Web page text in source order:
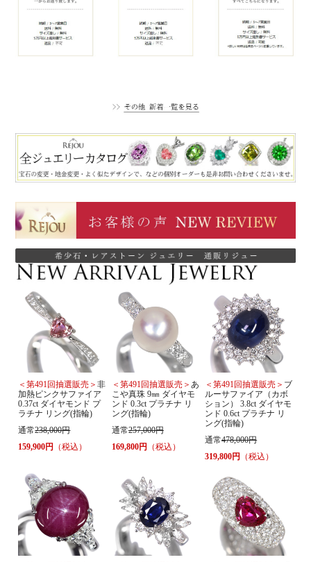
＜第491回抽選販売＞非
加熱ピンクサファイア
0.37ct ダイヤモンド プ
ラチナ リング(指輪)
通常238,000円
159,900円
（税込）
＜第491回抽選販売＞ あ
こや真珠 9㎜ ダイヤモ
ンド 0.3ct プラチナ リ
ング(指輪)
通常257,000円
169,800円
（税込）
＜第491回抽選販売＞ ブ
ルーサファイア（カボ
ション） 3.8ct ダイヤモ
ンド 0.6ct プラチナ リ
ング(指輪)
通常478,000円
319,800円
（税込）